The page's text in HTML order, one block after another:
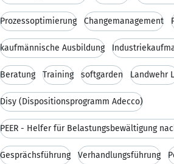
Prozessoptimierung Changemanagement
kaufmännische Ausbildung
Beratung Training softgarden Landwehr
Disy (Dispositionsprogramm Adecco)
PEER - Helfer für Belastungsbewältigung
Gesprächsführung Verhandlungsführung